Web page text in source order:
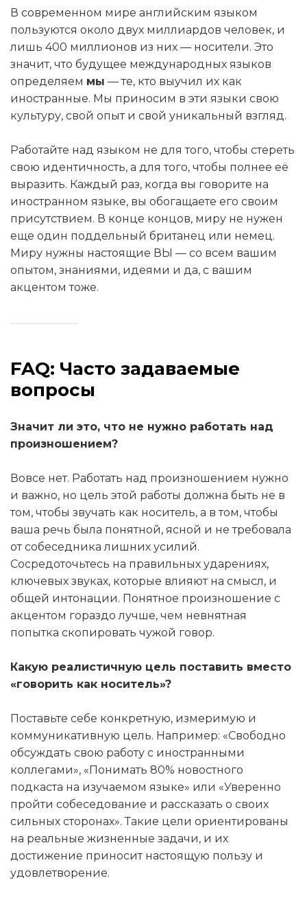
В современном мире английским языком
пользуются около двух миллиардов человек, и
лишь 400 миллионов из них — носители. Это
значит, что будущее международных языков
определяем мы — те, кто выучил их как
иностранные. Мы приносим в эти языки свою
культуру, свой опыт и свой уникальный взгляд.
Работайте над языком не для того, чтобы стереть
свою идентичность, а для того, чтобы полнее её
выразить. Каждый раз, когда вы говорите на
иностранном языке, вы обогащаете его своим
присутствием. В конце концов, миру не нужен
еще один поддельный британец или немец.
Миру нужны настоящие ВЫ — со всем вашим
опытом, знаниями, идеями и да, с вашим
акцентом тоже.
FAQ: Часто задаваемые
вопросы
Значит ли это, что не нужно работать над
произношением?
Вовсе нет. Работать над произношением нужно
и важно, но цель этой работы должна быть не в
том, чтобы звучать как носитель, а в том, чтобы
ваша речь была понятной, ясной и не требовала
от собеседника лишних усилий.
Сосредоточьтесь на правильных ударениях,
ключевых звуках, которые влияют на смысл, и
общей интонации. Понятное произношение с
акцентом гораздо лучше, чем невнятная
попытка скопировать чужой говор.
Какую реалистичную цель поставить вместо
«говорить как носитель»?
Поставьте себе конкретную, измеримую и
коммуникативную цель. Например: «Свободно
обсуждать свою работу с иностранными
коллегами», «Понимать 80% новостного
подкаста на изучаемом языке» или «Уверенно
пройти собеседование и рассказать о своих
сильных сторонах». Такие цели ориентированы
на реальные жизненные задачи, и их
достижение приносит настоящую пользу и
удовлетворение.